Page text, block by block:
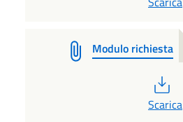
Modulo richiesta
Scarica